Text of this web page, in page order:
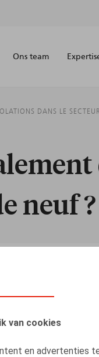
van cookies
en advertenties
Ons team
DANS LE
neuf
Senior Associate